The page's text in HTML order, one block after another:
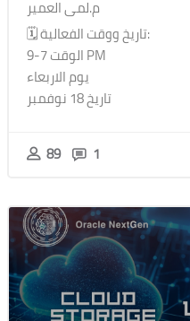
🗓 تاريخ ووقت الفعالية:
الوقت 7-9 PM
89 1